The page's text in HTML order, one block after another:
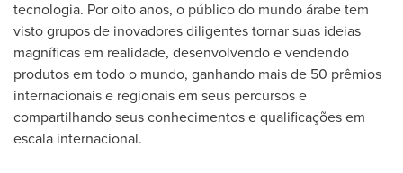
tecnologia. Por oito anos, o público do mundo árabe tem
visto grupos de inovadores diligentes tornar suas ideias
magníficas em realidade, desenvolvendo e vendendo
produtos em todo o mundo, ganhando mais de 50 prêmios
internacionais e regionais em seus percursos e
compartilhando seus conhecimentos e qualificações em
escala internacional.